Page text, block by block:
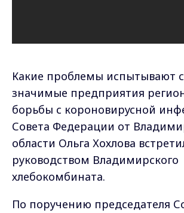
Какие проблемы испытывают
значимые предприятия
борьбы с короновирусной
Совета Федерации от
области Ольга Хохлова
руководством Владимирского
хлебокомбината.
По поручению председателя